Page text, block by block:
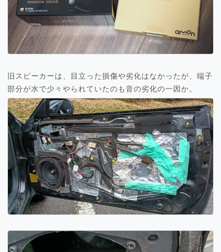
旧スピーカーは、目立った損傷や劣化はなかったが、端子
部分が水で少々やられていたのも音の劣化の一因か。